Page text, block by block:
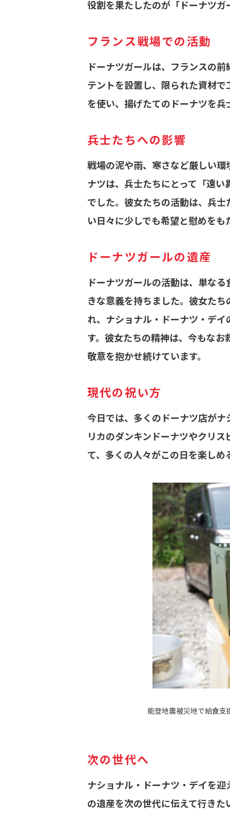
役割を果たしたのが「ドーナツ
フランス戦場での活動
ドーナツガールは、フランスの
テントを設置し、限られた資材
を使い、揚げたてのドーナツを
兵士たちへの影響
戦場の泥や雨、寒さなど厳しい
ナツは、兵士たちにとって「遠
でした。彼女たちの活動は、兵
い日々に少しでも希望と慰めをも
ドーナツガールの遺産
ドーナツガールの活動は、単な
きな意義を持ちました。彼女た
れ、ナショナル・ドーナツ・デ
す。彼女たちの精神は、今もな
敬意を抱かせ続けています。
現代の祝い方
今日では、多くのドーナツ店が
リカのダンキンドーナツやクリ
て、多くの人々がこの日を楽しめ
能登地震被災地で給食
次の世代へ
ナショナル・ドーナツ・デイを
の遺産を次の世代に伝えて行きた